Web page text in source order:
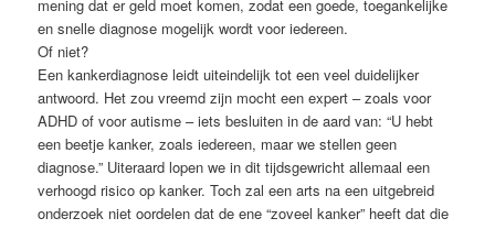
mening dat er geld moet komen, zodat een goede, toegankelijke
en snelle diag­nose mogelijk wordt voor iedereen.
Of niet?
Een kankerdiagnose leidt uiteindelijk tot een veel duidelijker
antwoord. Het zou vreemd zijn mocht een expert – zoals voor
ADHD of voor autisme – iets besluiten in de aard van: “U hebt
een beetje kanker, zoals iedereen, maar we stellen geen
diagnose.” Uiteraard lopen we in dit tijdsgewricht allemaal een
verhoogd risico op kanker. Toch zal een arts na een uitgebreid
onderzoek niet oordelen dat de ene “zoveel kanker” heeft dat die